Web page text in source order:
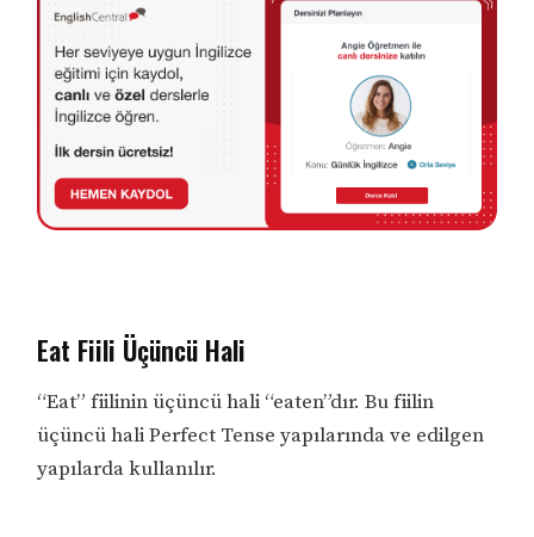
Eat Fiili Üçüncü Hali
“Eat” fiilinin üçüncü hali “eaten”dır. Bu fiilin
üçüncü hali Perfect Tense yapılarında ve edilgen
yapılarda kullanılır.